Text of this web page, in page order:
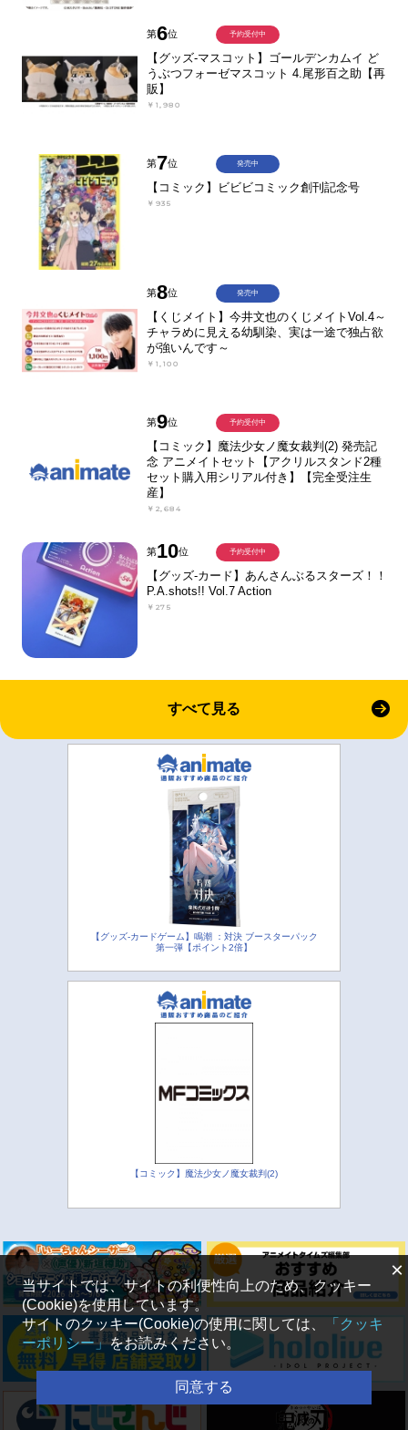
第6位
【グッズ-マスコット】ゴールデンカムイ ど
うぶつフォーゼマスコット 4.尾形百之助【再
販】
￥1,980
予約受付中
第7位
【コミック】ビビビコミック創刊記念号
￥935
発売中
第8位
【くじメイト】今井文也のくじメイトVol.4～
チャラめに見える幼馴染、実は一途で独占欲
が強いんです～
￥1,100
発売中
第9位
【コミック】魔法少女ノ魔女裁判(2) 発売記
念 アニメイトセット【アクリルスタンド2種
セット購入用シリアル付き】【完全受注生
産】
￥2,684
予約受付中
第10位
【グッズ-カード】あんさんぶるスターズ！！
P.A.shots!! Vol.7 Action
￥275
予約受付中
すべて見る
【グッズ-カードゲーム】鳴潮 ：対決 ブースターパック
第一弾【ポイント2倍】
【コミック】魔法少女ノ魔女裁判(2)
×
当サイトでは、サイトの利便性向上のため、クッキー
(Cookie)を使用しています。
サイトのクッキー(Cookie)の使用に関しては、
「クッキ
ーポリシー」をお読みください。
同意する